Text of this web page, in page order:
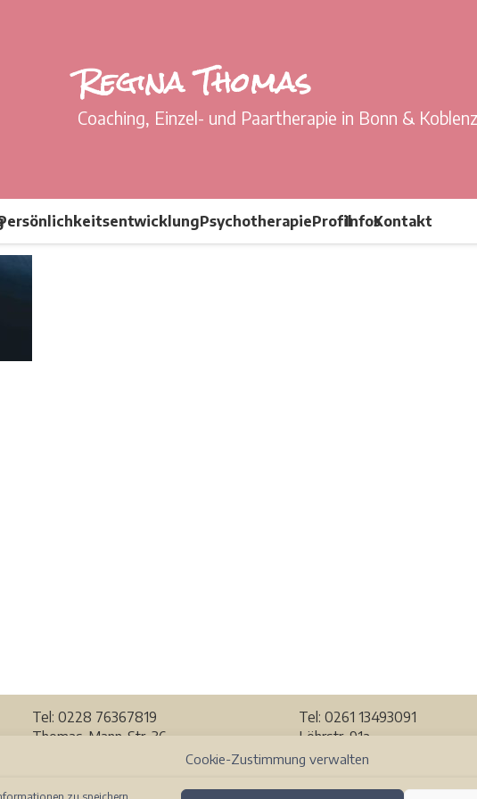
Cookie-Zustimmung verwalten
Regina Thomas
Coaching, Einzel- und Paartherapie in Bonn & Koblenz
PsychotherapieProfilInfosKontakt
Tel: 0228 76367819
Thomas-Mann-Str. 36
Tel: 0261 13493091
Löhrstr. 91a
56068 Koblenz